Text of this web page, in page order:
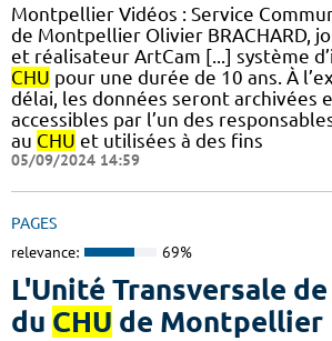
Montpellier Vidéos : Service
de Montpellier Olivier BRACHARD,
et réalisateur ArtCam [...] système
CHU pour une durée de 10 ans. À
délai, les données seront archivées
accessibles par l’un des
au CHU et utilisées à des fins
05/09/2024 14:59
PAGES
relevance: 69%
L'Unité Transversale
du CHU de Montpellier